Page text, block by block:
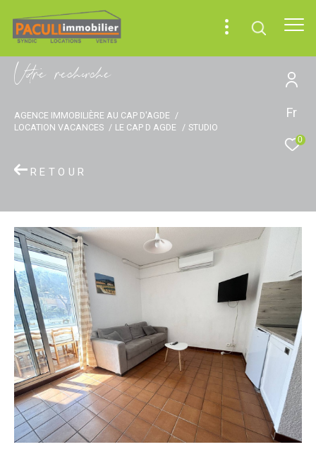
Fr
0
Vore recece
AGENCE IMMOBILIÈRE AU CAP D'AGDE
LOCATION VACANCES
LE CAP D AGDE STUDIO
RETOUR